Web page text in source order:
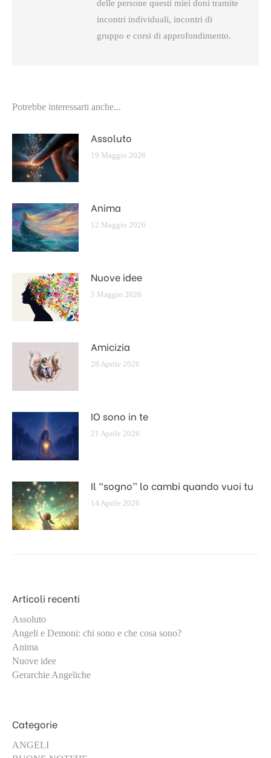
delle persone questi miei doni tramite
incontri individuali, incontri di
gruppo e corsi di approfondimento.
Potrebbe interessarti anche...
Assoluto
19 Maggio 2026
Anima
12 Maggio 2026
Nuove idee
5 Maggio 2026
Amicizia
28 Aprile 2026
IO sono in te
21 Aprile 2026
Il “sogno” lo cambi quando vuoi tu
14 Aprile 2026
Articoli recenti
Assoluto
Angeli e Demoni: chi sono e che cosa sono?
Anima
Nuove idee
Gerarchie Angeliche
Categorie
ANGELI